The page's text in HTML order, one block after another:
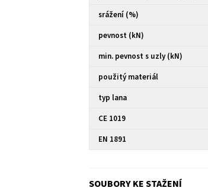
srážení (%)
pevnost (kN)
min. pevnost s uzly (kN)
použitý materiál
typ lana
CE 1019
EN 1891
SOUBORY KE STAŽENÍ